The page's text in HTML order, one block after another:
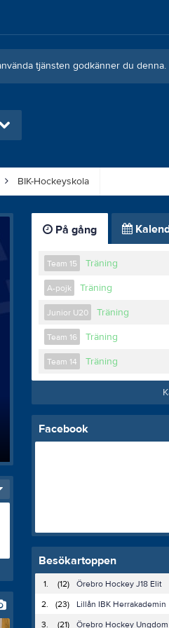
tjänsten godkänner du denna.
BIK-Hockeyskola
På gång
Team 15 Träning
A-pojk Träning
Junior U20 Träning
Team 16 Träning
Team 14 Träning
Facebook
Besökartoppen
1. (12)
Örebro Hockey J18 Elit
2.
(23)
Lillån IBK Herrakademin
3.
(21) Örebro Hockey Ungdom